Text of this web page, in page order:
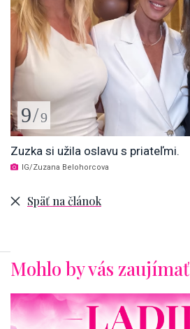
9/9
Zuzka si užila oslavu s priateľmi.
IG/Zuzana Belohorcova
Späť na článok
Mohlo by vás zaujímať